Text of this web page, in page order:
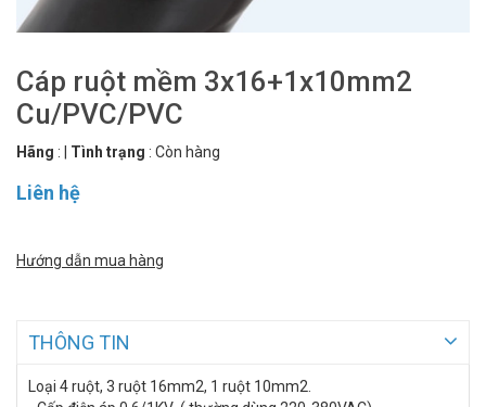
Cáp ruột mềm 3x16+1x10mm2
Cu/PVC/PVC
Hãng : Tình trạng : Còn hàng
Liên hệ
Hướng dẫn mua hàng
THÔNG TIN
Loại 4 ruột, 3 ruột 16mm2, 1 ruột 10mm2.